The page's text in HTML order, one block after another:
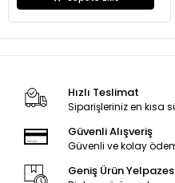
Hızlı Teslimat
Siparişleriniz en kısa
Güvenli Alışveriş
Güvenli ve kolay
Geniş Ürün